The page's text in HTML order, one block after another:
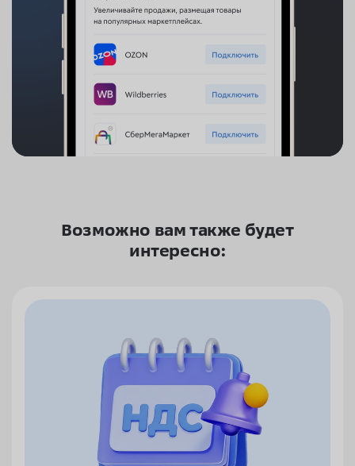
Возможно вам также будет
интересно: